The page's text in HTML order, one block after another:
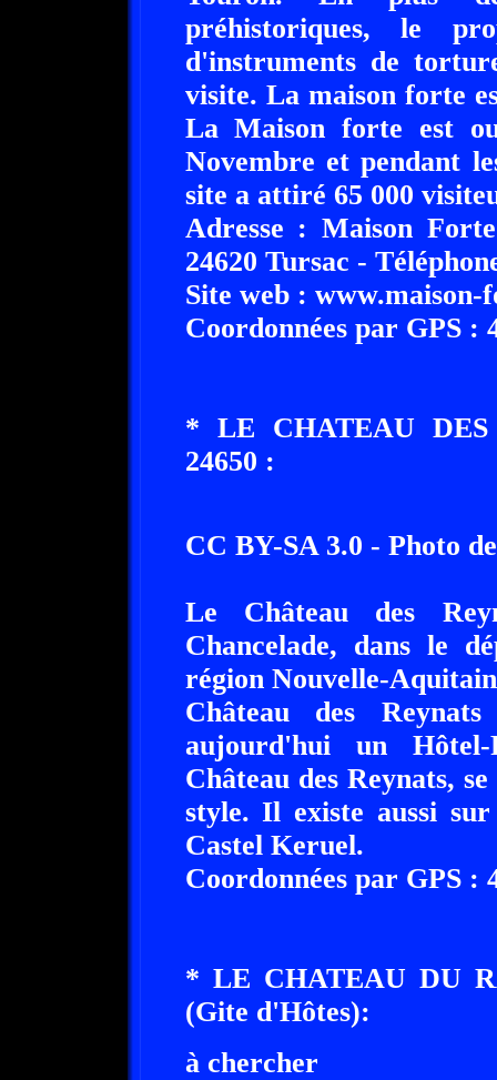
préhistoriques, le
d'instruments de
visite. La maison forte
La Maison forte est
Novembre et pendant
site a attiré 65 000
Adresse : Maison
24620 Tursac -
Site web :
Coordonnées par GPS :
* LE CHATEAU DES
24650 :
CC BY-SA 3.0 - Photo
Le Château des
Chancelade, dans le
région Nouvelle-
Château des
aujourd'hui un
Château des Reynats,
style. Il existe aussi
Castel Keruel.
Coordonnées par GPS :
* LE CHATEAU DU
(Gite d'Hôtes):
à chercher